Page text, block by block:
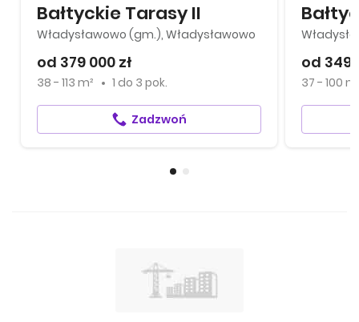
Bałtyckie Tarasy II
Władysławowo (gm.), Władysławowo
od 379 000 zł
38 - 113 m² 1 do 3 pok.
Zadzwoń
od 349
37 - 100